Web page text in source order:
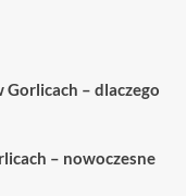
– dlaczego
– nowoczesne